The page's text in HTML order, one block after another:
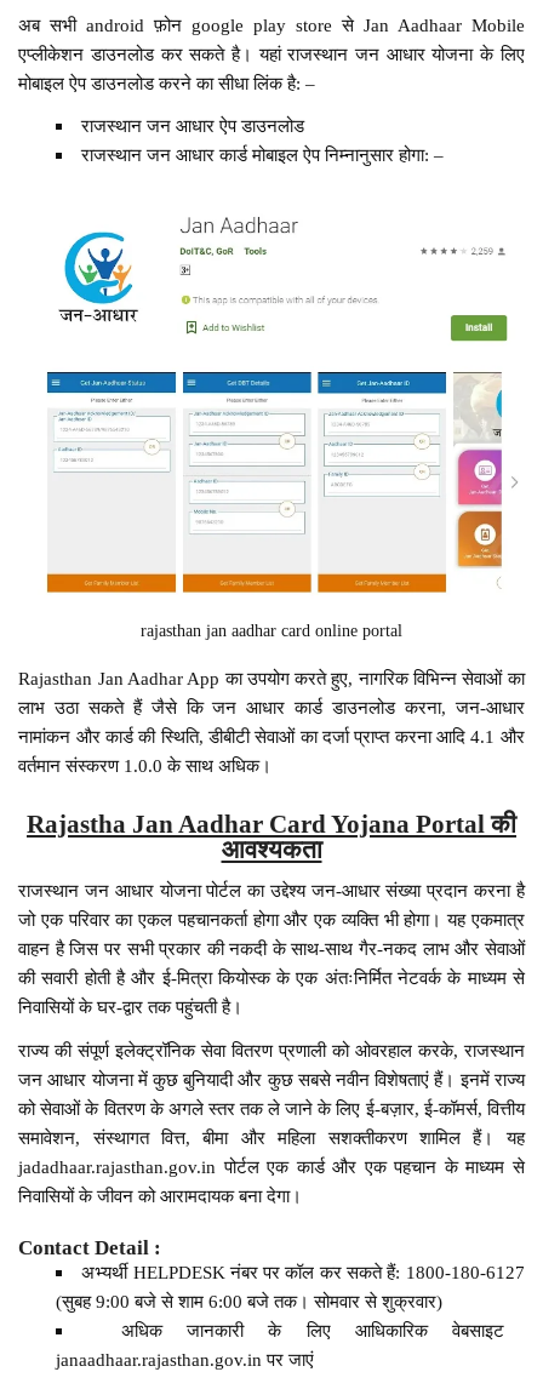
अब सभी android फ़ोन google play store से Jan Aadhaar Mobile
एप्लीकेशन डाउनलोड कर सकते है। यहां राजस्थान जन आधार योजना के लिए
मोबाइल ऐप डाउनलोड करने का सीधा लिंक है: –
राजस्थान जन आधार ऐप डाउनलोड
राजस्थान जन आधार कार्ड मोबाइल ऐप निम्नानुसार होगा: –
rajasthan jan aadhar card online portal
Rajasthan Jan Aadhar App का उपयोग करते हुए, नागरिक विभिन्न सेवाओं का
लाभ उठा सकते हैं जैसे कि जन आधार कार्ड डाउनलोड करना, जन-आधार
नामांकन और कार्ड की स्थिति, डीबीटी सेवाओं का दर्जा प्राप्त करना आदि 4.1 और
वर्तमान संस्करण 1.0.0 के साथ अधिक।
Rajastha Jan Aadhar Card Yojana Portal की
आवश्यकता
राजस्थान जन आधार योजना पोर्टल का उद्देश्य जन-आधार संख्या प्रदान करना है
जो एक परिवार का एकल पहचानकर्ता होगा और एक व्यक्ति भी होगा। यह एकमात्र
वाहन है जिस पर सभी प्रकार की नकदी के साथ-साथ गैर-नकद लाभ और सेवाओं
की सवारी होती है और ई-मित्रा कियोस्क के एक अंतःनिर्मित नेटवर्क के माध्यम से
निवासियों के घर-द्वार तक पहुंचती है।
राज्य की संपूर्ण इलेक्ट्रॉनिक सेवा वितरण प्रणाली को ओवरहाल करके, राजस्थान
जन आधार योजना में कुछ बुनियादी और कुछ सबसे नवीन विशेषताएं हैं। इनमें राज्य
को सेवाओं के वितरण के अगले स्तर तक ले जाने के लिए ई-बज़ार, ई-कॉमर्स, वित्तीय
समावेशन, संस्थागत वित्त, बीमा और महिला सशक्तीकरण शामिल हैं। यह
jadadhaar.rajasthan.gov.in पोर्टल एक कार्ड और एक पहचान के माध्यम से
निवासियों के जीवन को आरामदायक बना देगा।
Contact Detail :
अभ्यर्थी HELPDESK नंबर पर कॉल कर सकते हैं: 1800-180-6127
(सुबह 9:00 बजे से शाम 6:00 बजे तक। सोमवार से शुक्रवार)
अधिक जानकारी के लिए आधिकारिक वेबसाइट
janaadhaar.rajasthan.gov.in पर जाएं